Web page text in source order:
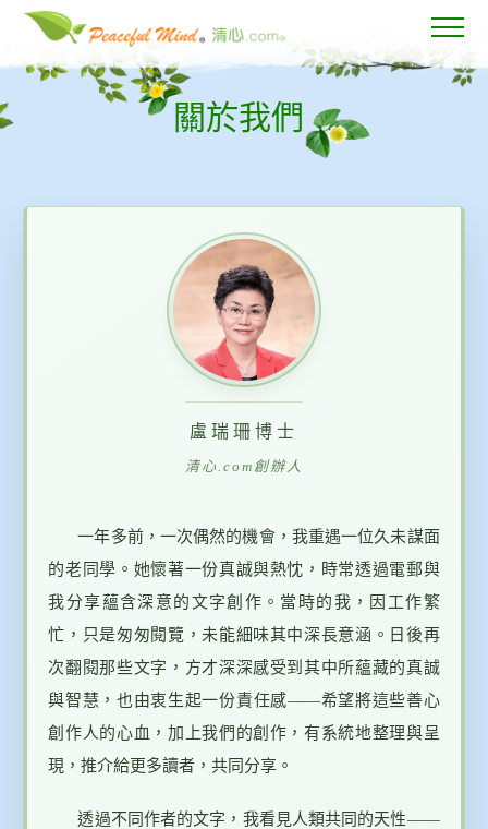
關於我們
盧瑞珊博士
清心.com創辦人
一年多前，一次偶然的機會，我重遇一位久未謀面
的老同學。她懷著一份真誠與熱忱，時常透過電郵與
我分享蘊含深意的文字創作。當時的我，因工作繁
忙，只是匆匆閱覽，未能細味其中深長意涵。日後再
次翻閱那些文字，方才深深感受到其中所蘊藏的真誠
與智慧，也由衷生起一份責任感——希望將這些善心
創作人的心血，加上我們的創作，有系統地整理與呈
現，推介給更多讀者，共同分享。
透過不同作者的文字，我看見人類共同的天性——